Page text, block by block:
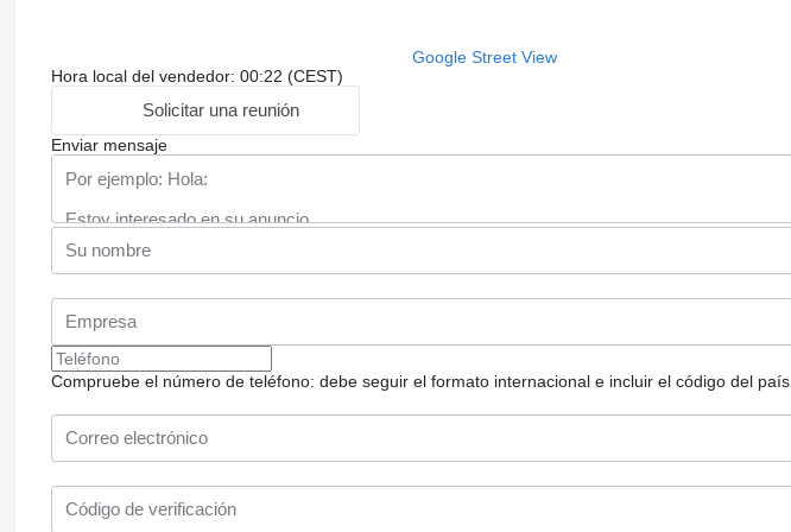
Google Street View
Hora local del vendedor: 00:22 (CEST)
Solicitar una reunión
Enviar mensaje
Compruebe el número de teléfono: debe seguir el formato internacional e incluir el código del país.